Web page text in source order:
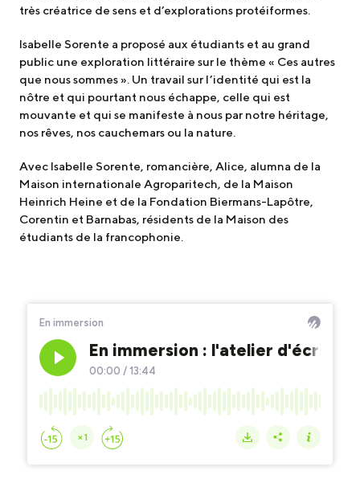
très créatrice de sens et d’explorations protéiformes.
Isabelle Sorente a proposé aux étudiants et au grand
public une exploration littéraire sur le thème « Ces autres
que nous sommes ». Un travail sur l’identité qui est la
nôtre et qui pourtant nous échappe, celle qui est
mouvante et qui se manifeste à nous par notre héritage,
nos rêves, nos cauchemars ou la nature.
Avec Isabelle Sorente, romancière, Alice, alumna de la
Maison internationale Agroparitech, de la Maison
Heinrich Heine et de la Fondation Biermans-Lapôtre,
Corentin et Barnabas, résidents de la Maison des
étudiants de la francophonie.